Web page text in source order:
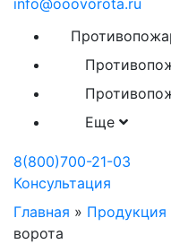
Еще
8(800)700-21-03
Консультация
Главная » Продукция
ворота